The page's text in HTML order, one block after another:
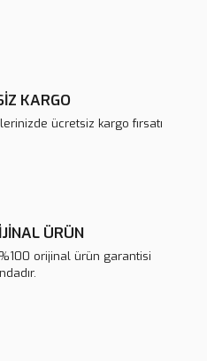
KARGO
ücretsiz kargo fırsatı
ÜRÜN
orijinal ürün garantisi